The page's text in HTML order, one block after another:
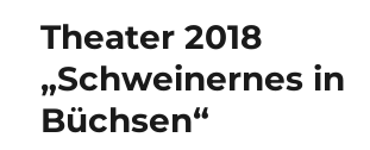
Theater 2018
„Schweinernes in
Büchsen“